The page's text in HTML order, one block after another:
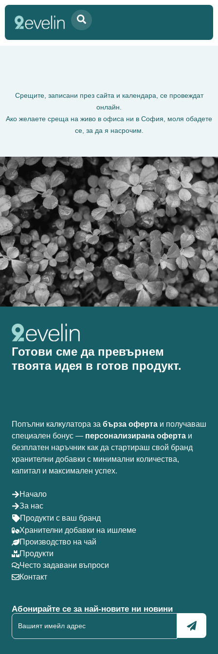
Категория:Uncategorized
@bg
Срещите, записани през сайта и календара, се провеждат
онлайн.
Ако желаете среща на живо в офиса ни в София, моля обадете
се, за да я насрочим.
Готови сме да превърнем
твоята идея в готов продукт.
Попълни калкулатора за бърза оферта и получаваш
специален бонус — персонализирана оферта и
безплатен наръчник как да стартираш свой бранд
хранителни добавки с минимални количества,
капитал и максимален успех.
Начало
За нас
Продукти с ваш бранд
Хранителни добавки на ишлеме
Производство на чай
Продукти
Често задавани въпроси
Контакт
Абонирайте се за най-новите ни новини